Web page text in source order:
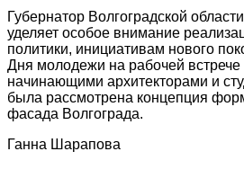
Губернатор Волгоградской
уделяет особое внимание
политики, инициативам нового
Дня молодежи на рабочей встрече
начинающими архитекторами и
была рассмотрена концепция
фасада Волгограда.
Ганна Шарапова